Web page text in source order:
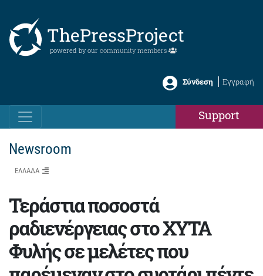
ThePressProject
powered by our community members
Σύνδεση Εγγραφή
Support
Newsroom
ΕΛΛΑΔΑ
Τεράστια ποσοστά
ραδιενέργειας στο ΧΥΤΑ
Φυλής σε μελέτες που